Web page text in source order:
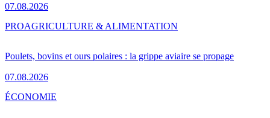
07.08.2026
Poulets, bovins et ours polaires : la grippe aviaire se propage
07.08.2026
PROAGRICULTURE & ALIMENTATION
ÉCONOMIE